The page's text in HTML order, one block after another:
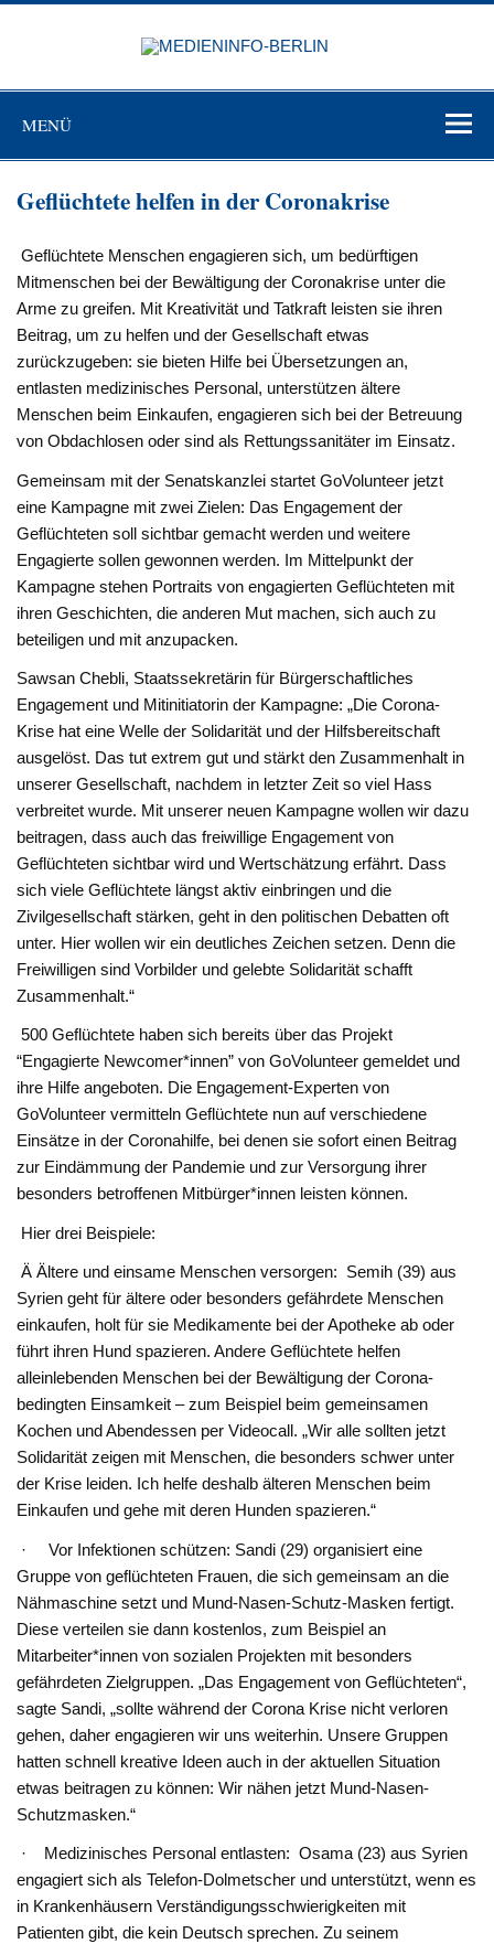
Zum
MENÜ
Geflüchtete helfen in der Coronakrise
Geflüchtete Menschen engagieren sich, um bedürftigen
Mitmenschen bei der Bewältigung der Coronakrise unter die
Arme zu greifen. Mit Kreativität und Tatkraft leisten sie ihren
Beitrag, um zu helfen und der Gesellschaft etwas
zurückzugeben: sie bieten Hilfe bei Übersetzungen an,
entlasten medizinisches Personal, unterstützen ältere
Menschen beim Einkaufen, engagieren sich bei der Betreuung
von Obdachlosen oder sind als Rettungssanitäter im Einsatz.
Gemeinsam mit der Senatskanzlei startet GoVolunteer jetzt
eine Kampagne mit zwei Zielen: Das Engagement der
Geflüchteten soll sichtbar gemacht werden und weitere
Engagierte sollen gewonnen werden. Im Mittelpunkt der
Kampagne stehen Portraits von engagierten Geflüchteten mit
ihren Geschichten, die anderen Mut machen, sich auch zu
beteiligen und mit anzupacken.
Sawsan Chebli, Staatssekretärin für Bürgerschaftliches
Engagement und Mitinitiatorin der Kampagne: „Die Corona-
Krise hat eine Welle der Solidarität und der Hilfsbereitschaft
ausgelöst. Das tut extrem gut und stärkt den Zusammenhalt in
unserer Gesellschaft, nachdem in letzter Zeit so viel Hass
verbreitet wurde. Mit unserer neuen Kampagne wollen wir dazu
beitragen, dass auch das freiwillige Engagement von
Geflüchteten sichtbar wird und Wertschätzung erfährt. Dass
sich viele Geflüchtete längst aktiv einbringen und die
Zivilgesellschaft stärken, geht in den politischen Debatten oft
unter. Hier wollen wir ein deutliches Zeichen setzen. Denn die
Freiwilligen sind Vorbilder und gelebte Solidarität schafft
Zusammenhalt.“
500 Geflüchtete haben sich bereits über das Projekt
“Engagierte Newcomer*innen” von GoVolunteer gemeldet und
ihre Hilfe angeboten. Die Engagement-Experten von
GoVolunteer vermitteln Geflüchtete nun auf verschiedene
Einsätze in der Coronahilfe, bei denen sie sofort einen Beitrag
zur Eindämmung der Pandemie und zur Versorgung ihrer
besonders betroffenen Mitbürger*innen leisten können.
Hier drei Beispiele:
Ä Ältere und einsame Menschen versorgen: ​ Semih (39) aus
Syrien geht für ältere oder besonders gefährdete Menschen
einkaufen, holt für sie Medikamente bei der Apotheke ab oder
führt ihren Hund spazieren. Andere Geflüchtete helfen
alleinlebenden Menschen bei der Bewältigung der Corona-
bedingten Einsamkeit – zum Beispiel beim gemeinsamen
Kochen und Abendessen per Videocall. „Wir alle sollten jetzt
Solidarität zeigen mit Menschen, die besonders schwer unter
der Krise leiden. Ich helfe deshalb älteren Menschen beim
Einkaufen und gehe mit deren Hunden spazieren.“
· Vor Infektionen schützen: ​ Sandi (29) organisiert eine
Gruppe von geflüchteten Frauen, die sich gemeinsam an die
Nähmaschine setzt und Mund-Nasen-Schutz-Masken fertigt.
Diese verteilen sie dann kostenlos, zum Beispiel an
Mitarbeiter*innen von sozialen Projekten mit besonders
gefährdeten Zielgruppen. „Das Engagement von Geflüchteten“,
sagte Sandi, „sollte während der Corona Krise nicht verloren
gehen, daher engagieren wir uns weiterhin. Unsere Gruppen
hatten schnell kreative Ideen auch in der aktuellen Situation
etwas beitragen zu können: Wir nähen jetzt Mund-Nasen-
Schutzmasken.“
· Medizinisches Personal entlasten: ​ Osama (23) aus Syrien
engagiert sich als Telefon-Dolmetscher und unterstützt, wenn es
in Krankenhäusern Verständigungsschwierigkeiten mit
Patienten gibt, die kein Deutsch sprechen. Zu seinem